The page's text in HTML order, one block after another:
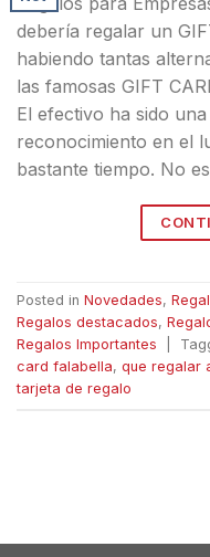
debería regalar un
habiendo tantas
las famosas GIFT
El efectivo ha sido
reconocimiento en el
bastante tiempo. No
Posted in Novedades,
Regalos destacados,
Regalos Importantes
card falabella, que regalar
tarjeta de regalo